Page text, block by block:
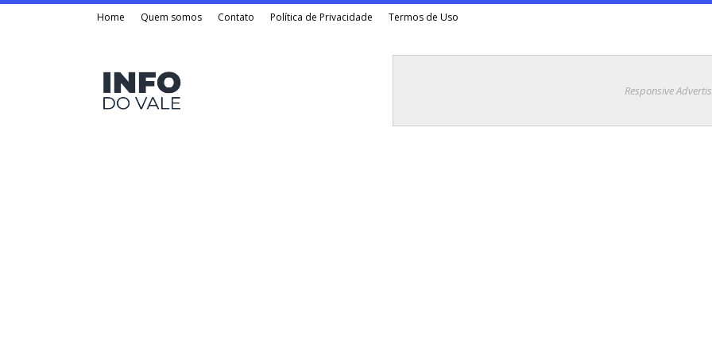
Home Quem somos Contato Política de Privacidade Termos de Uso
Responsive